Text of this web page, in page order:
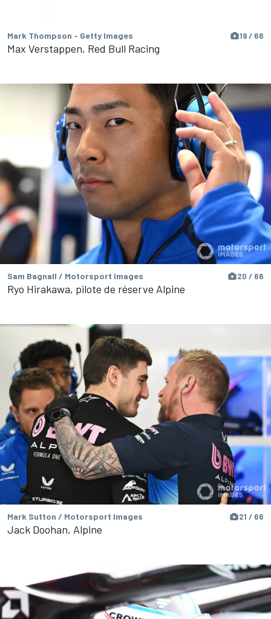
Mark Thompson - Getty Images 19 / 66
Max Verstappen, Red Bull Racing
Sam Bagnall / Motorsport Images 20 / 66
Ryo Hirakawa, pilote de réserve Alpine
Mark Sutton / Motorsport Images 21 / 66
Jack Doohan, Alpine